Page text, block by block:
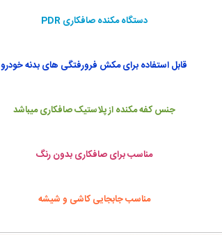
دستگاه مکنده صافکاری PDR
قابل استفاده برای مکش فرورفتگی های بدنه خودرو
جنس کفه مکنده از پلاستیک صافکاری میباشد
مناسب برای صافکاری بدون رنگ
مناسب جابجایی کاشی و شیشه